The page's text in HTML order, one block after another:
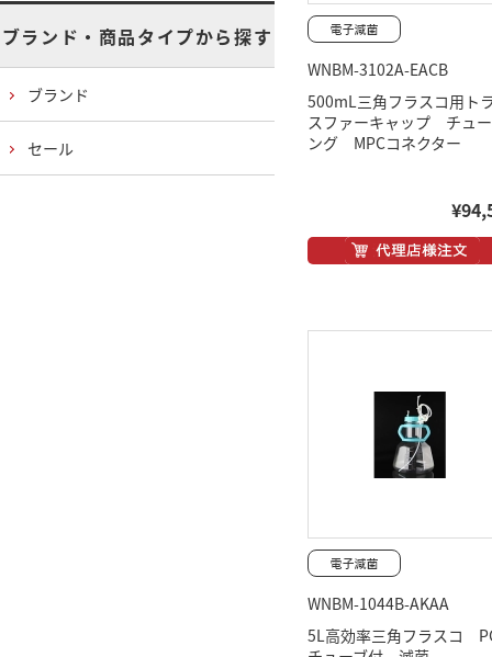
WNBM-3102A-EACB
500mL三角フラスコ用ト
スファーキャップ チュ
ング MPCコネクター
WNBM-1044B-AKAA
5L高効率三角フラスコ
ブランド・商品タイプから探す
ブランド
セール